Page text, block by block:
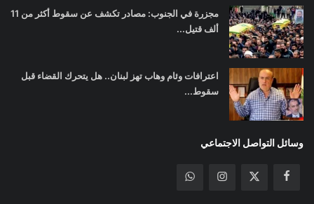
مجزرة في الجنوب: مصادر تكشف عن سقوط أكثر من 11
ألف قتيل...
اعترافات وئام وهاب تهز لبنان.. هل يتحرك القضاء قبل
سقوط...
وسائل التواصل الاجتماعي